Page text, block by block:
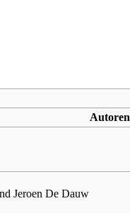
Autoren
Jeroen De Dauw